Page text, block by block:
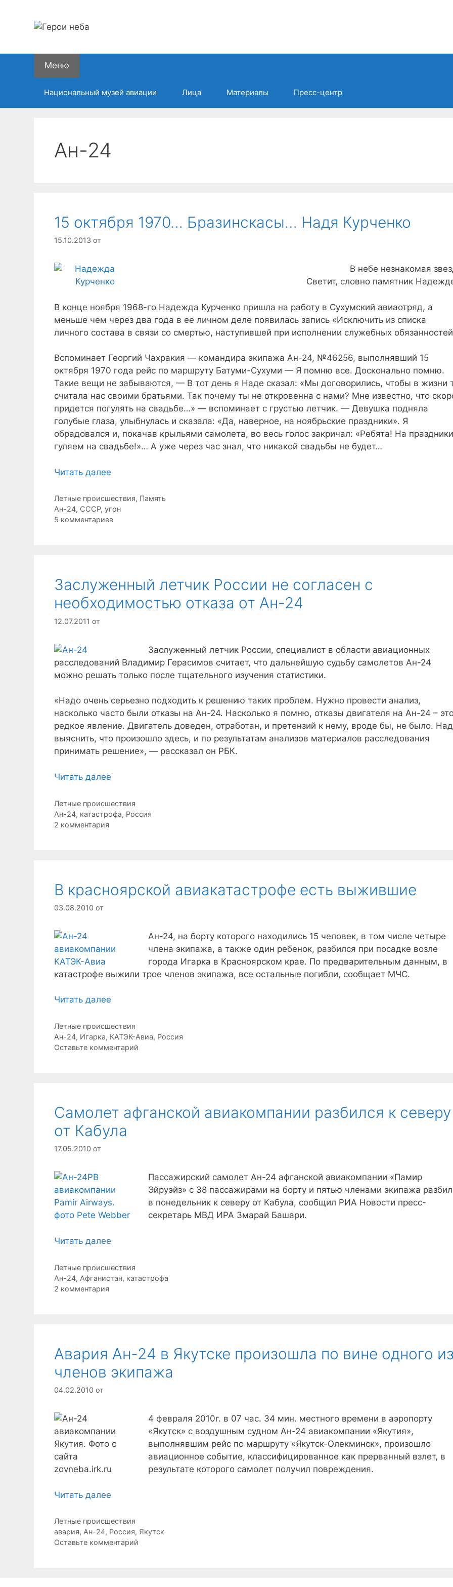
содержимому
Меню
Национальный музей авиации Лица Материалы Пресс-центр
Ан-24
15 октября 1970… Бразинскасы… Надя Курченко
15.10.2013 от
В небе незнакомая
Светит, словно памятник
В конце ноября 1968-го Надежда Курченко пришла на работу в Сухумский авиаотряд, а
меньше чем через два года в ее личном деле появилась запись «Исключить из списка
личного состава в связи со смертью, наступившей при исполнении служебных
Вспоминает Георгий Чахракия — командира экипажа Ан-24, №46256, выполнявший 15
октября 1970 года рейс по маршруту Батуми-Сухуми — Я помню все. Досконально помню.
Такие вещи не забываются, — В тот день я Наде сказал: «Мы договорились, чтобы в жизни
считала нас своими братьями. Так почему ты не откровенна с нами? Мне известно, что
придется погулять на свадьбе…» — вспоминает с грустью летчик. — Девушка подняла
голубые глаза, улыбнулась и сказала: «Да, наверное, на ноябрьские праздники». Я
обрадовался и, покачав крыльями самолета, во весь голос закричал: «Ребята! На праздники
гуляем на свадьбе!»… А уже через час знал, что никакой свадьбы не будет…
Читать далее
Рубрики
Летные происшествия, Память
Метки
Ан-24, СССР, угон
5 комментариев
Заслуженный летчик России не согласен с
необходимостью отказа от Ан-24
12.07.2011 от
Заслуженный летчик России, специалист в области авиационных
расследований Владимир Герасимов считает, что дальнейшую судьбу самолетов Ан-24
можно решать только после тщательного изучения статистики.
«Надо очень серьезно подходить к решению таких проблем. Нужно провести анализ,
насколько часто были отказы на Ан-24. Насколько я помню, отказы двигателя на Ан-24 –
редкое явление. Двигатель доведен, отработан, и претензий к нему, вроде бы, не было.
выяснить, что произошло здесь, и по результатам анализов материалов расследования
принимать решение», — рассказал он РБК.
Читать далее
Рубрики
Летные происшествия
Метки
Ан-24, катастрофа, Россия
2 комментария
В красноярской авиакатастрофе есть выжившие
03.08.2010 от
Ан-24, на борту которого находились 15 человек, в том числе четыре
члена экипажа, а также один ребенок, разбился при посадке возле
города Игарка в Красноярском крае. По предварительным данным, в
катастрофе выжили трое членов экипажа, все остальные погибли, сообщает МЧС.
Читать далее
Рубрики
Летные происшествия
Метки
Ан-24, Игарка, КАТЭК-Авиа, Россия
Оставьте комментарий
Самолет афганской авиакомпании разбился к северу
от Кабула
17.05.2010 от
Пассажирский самолет Ан-24 афганской авиакомпании «Памир
Эйруэйз» с 38 пассажирами на борту и пятью членами экипажа
в понедельник к северу от Кабула, сообщил РИА Новости пресс-
секретарь МВД ИРА Змарай Башари.
Читать далее
Рубрики
Летные происшествия
Метки
Ан-24, Афганистан, катастрофа
2 комментария
Авария Ан-24 в Якутске произошла по вине одного
членов экипажа
04.02.2010 от
4 февраля 2010г. в 07 час. 34 мин. местного времени в аэропорту
«Якутск» с воздушным судном Ан-24 авиакомпании «Якутия»,
выполнявшим рейс по маршруту «Якутск-Олекминск», произошло
авиационное событие, классифицированное как прерванный взлет, в
результате которого самолет получил повреждения.
Читать далее
Рубрики
Летные происшествия
Метки
авария, Ан-24, Россия, Якутск
Оставьте комментарий